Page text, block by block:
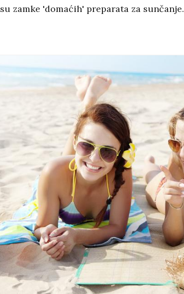
su zamke 'domaćih' preparata za sunčanje.